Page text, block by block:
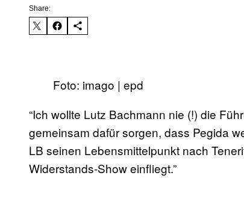
Share:
Foto: imago | epd
“Ich wollte Lutz Bachmann nie (!) die
gemeinsam dafür sorgen, dass Pegida
LB seinen Lebensmittelpunkt nach
Widerstands-Show einfliegt.”